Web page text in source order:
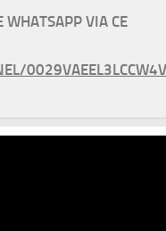
WHATSAPP VIA CE